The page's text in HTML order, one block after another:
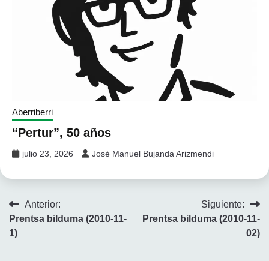
Aberriberri
“Pertur”, 50 años
julio 23, 2026 José Manuel Bujanda Arizmendi
Navegación
de
Anterior:
Prentsa bilduma (2010-11-
1)
Siguiente:
Prentsa bilduma (2010-11-
02)